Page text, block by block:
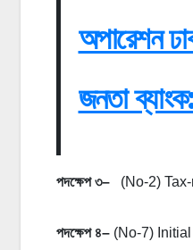
অপারেশন
জনতা
পদক্ষেপ ৩–(No-2) Tax-
পদক্ষেপ ৪–(No-7) Initial